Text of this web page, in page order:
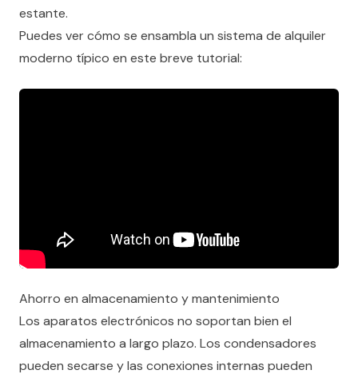
estante.
Puedes ver cómo se ensambla un sistema de alquiler
moderno típico en este breve tutorial:
Ahorro en almacenamiento y mantenimiento
Los aparatos electrónicos no soportan bien el
almacenamiento a largo plazo. Los condensadores
pueden secarse y las conexiones internas pueden